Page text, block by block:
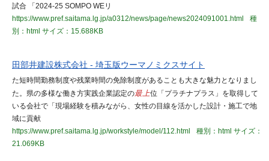
試合 「2024-25 SOMPO WEリ
https://www.pref.saitama.lg.jp/a0312/news/page/news2024091001.html
種
別：html サイズ：15.688KB
田部井建設株式会社 - 埼玉版ウーマノミクスサイト
た短時間勤務制度や残業時間の免除制度があることも大きな魅力となりまし
た。県の多様な働き方実践企業認定の最上位「プラチナプラス」を取得して
いる会社で「現場経験を積みながら、女性の目線を活かした設計・施工で地
域に貢献
https://www.pref.saitama.lg.jp/workstyle/model/112.html
種別：html サイズ：
21.069KB